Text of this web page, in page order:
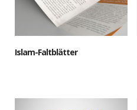
Islam-Faltblätter